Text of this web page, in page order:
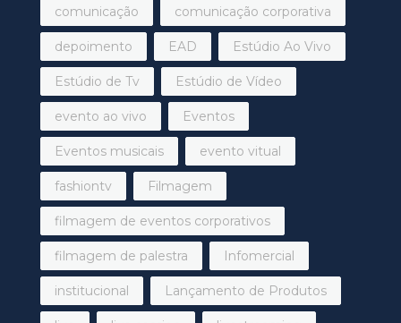
comunicação comunicação corporativa
depoimento EAD Estúdio Ao Vivo
Estúdio de Tv Estúdio de Vídeo
evento ao vivo Eventos
Eventos musicais evento vitual
fashiontv Filmagem
filmagem de eventos corporativos
filmagem de palestra Infomercial
institucional Lançamento de Produtos